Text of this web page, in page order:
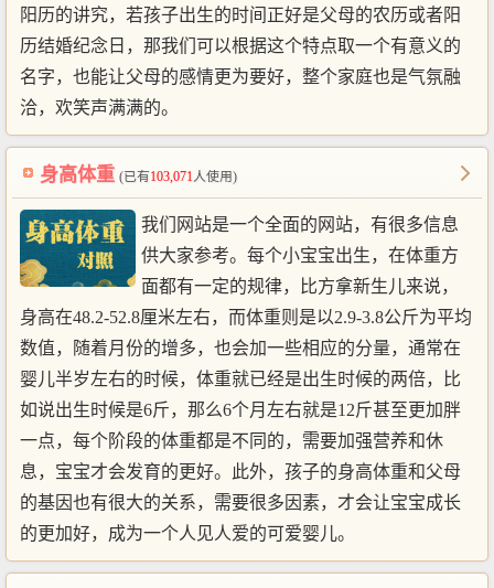
阳历的讲究，若孩子出生的时间正好是父母的农历或者阳
历结婚纪念日，那我们可以根据这个特点取一个有意义的
名字，也能让父母的感情更为要好，整个家庭也是气氛融
洽，欢笑声满满的。
身高体重 (已有103,071 人使用)
我们网站是一个全面的网站，有很多信息
供大家参考。每个小宝宝出生，在体重方
面都有一定的规律，比方拿新生儿来说，
身高在48.2-52.8厘米左右，而体重则是以2.9-3.8公斤为平均
数值，随着月份的增多，也会加一些相应的分量，通常在
婴儿半岁左右的时候，体重就已经是出生时候的两倍，比
如说出生时候是6斤，那么6个月左右就是12斤甚至更加胖
一点，每个阶段的体重都是不同的，需要加强营养和休
息，宝宝才会发育的更好。此外，孩子的身高体重和父母
的基因也有很大的关系，需要很多因素，才会让宝宝成长
的更加好，成为一个人见人爱的可爱婴儿。